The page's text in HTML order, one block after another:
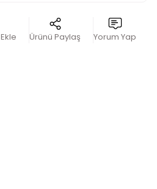
Ürünü Paylaş Yorum Yap